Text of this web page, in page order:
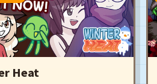
Heat